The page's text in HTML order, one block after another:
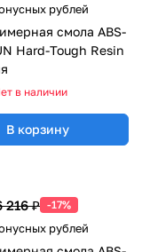
рублей
смола ABS-
Hard-Tough Resin
в наличии
В корзину
216 ₽ -17%
рублей